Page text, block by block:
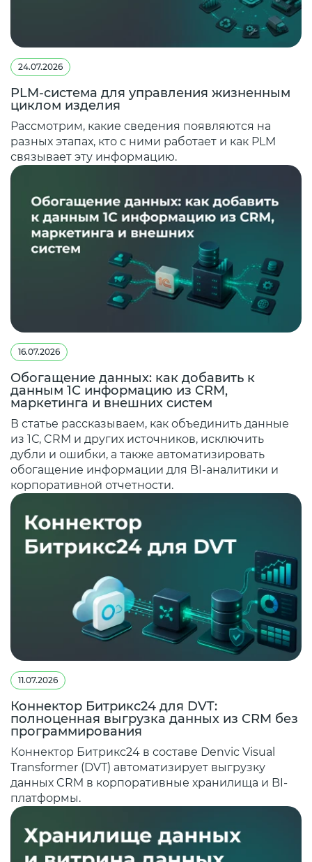
24.07.2026
PLM-система для управления жизненным
циклом изделия
Рассмотрим, какие сведения появляются на
разных этапах, кто с ними работает и как PLM
связывает эту информацию.
16.07.2026
Обогащение данных: как добавить к
данным 1С информацию из CRM,
маркетинга и внешних систем
В статье рассказываем, как объединить данные
из 1С, CRM и других источников, исключить
дубли и ошибки, а также автоматизировать
обогащение информации для BI-аналитики и
корпоративной отчетности.
11.07.2026
Коннектор Битрикс24 для DVT:
полноценная выгрузка данных из CRM без
программирования
Коннектор Битрикс24 в составе Denvic Visual
Transformer (DVT) автоматизирует выгрузку
данных CRM в корпоративные хранилища и BI-
платформы.